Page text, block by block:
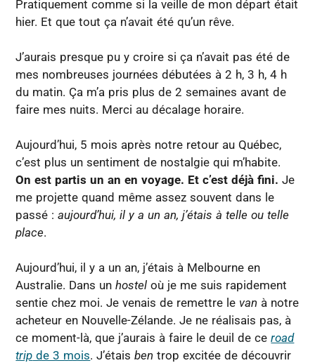
Pratiquement comme si la veille de mon départ était
hier. Et que tout ça n’avait été qu’un rêve.
J’aurais presque pu y croire si ça n’avait pas été de
mes nombreuses journées débutées à 2 h, 3 h, 4 h
du matin. Ça m’a pris plus de 2 semaines avant de
faire mes nuits. Merci au décalage horaire.
Aujourd’hui, 5 mois après notre retour au Québec,
c’est plus un sentiment de nostalgie qui m’habite.
On est partis un an en voyage. Et c’est déjà fini. Je
me projette quand même assez souvent dans le
passé :aujourd’hui, il y a un an, j’étais à telle ou telle
place.
Aujourd’hui, il y a un an, j’étais à Melbourne en
Australie. Dans unhostel où je me suis rapidement
sentie chez moi. Je venais de remettre le van à notre
acheteur en Nouvelle-Zélande. Je ne réalisais pas, à
ce moment-là, que j’aurais à faire le deuil de ceroad
trip de 3 mois. J’étaisben trop excitée de découvrir